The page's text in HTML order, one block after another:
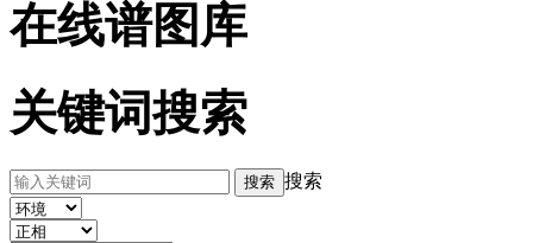
在线谱图库
关键词搜索
搜索